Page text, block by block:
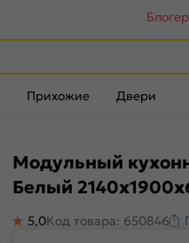
Прихожие Двери
Модульный
Белый
5,0Код товара: 650846